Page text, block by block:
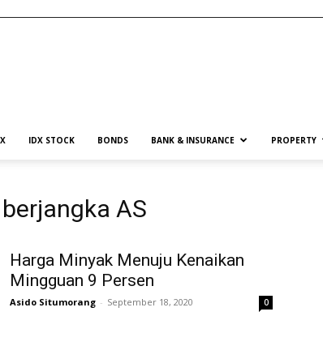
IDX STOCK BONDS BANK & INSURANCE PROPERTY
AS
Harga Minyak Menuju Kenaikan
Mingguan 9 Persen
Asido Situmorang - September 18, 2020 0